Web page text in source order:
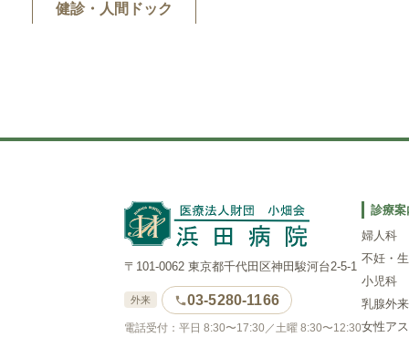
健診・人間ドック
〒101-0062 東京都千代田区神田駿河台2-5-1
外来 03-5280-1166
電話受付：平日 8:30〜17:30／土曜 8:30〜12:30
診療案
婦人科
不妊・
小児科
乳腺外来
女性ア